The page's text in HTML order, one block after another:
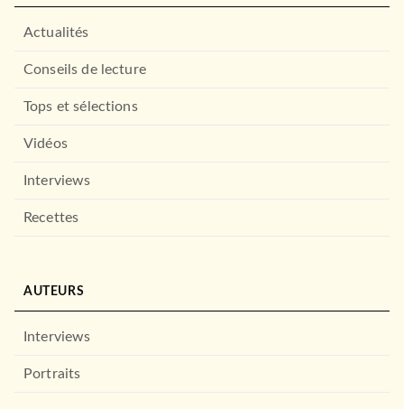
Actualités
Conseils de lecture
Tops et sélections
Vidéos
Interviews
Recettes
AUTEURS
Interviews
Portraits